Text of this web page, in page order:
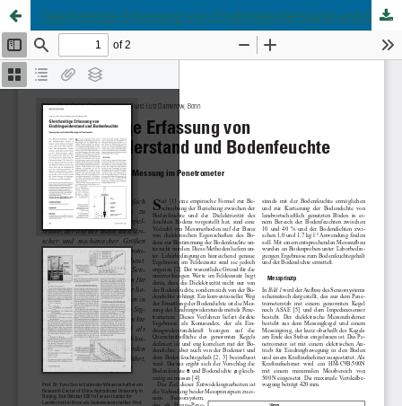
Gleichzeitige Erfassung von Eindringwiderstand und Bodenfeuchte